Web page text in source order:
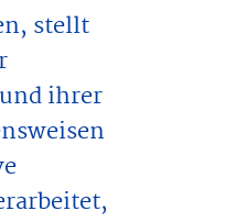
stellt
ihrer